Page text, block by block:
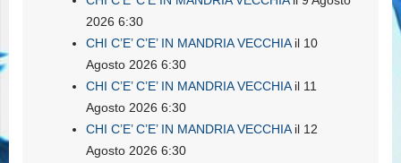
2026 6:30
CHI C’E’ C’E’ IN MANDRIA VECCHIAil 10
Agosto 2026 6:30
CHI C’E’ C’E’ IN MANDRIA VECCHIAil 11
Agosto 2026 6:30
CHI C’E’ C’E’ IN MANDRIA VECCHIAil 12
Agosto 2026 6:30